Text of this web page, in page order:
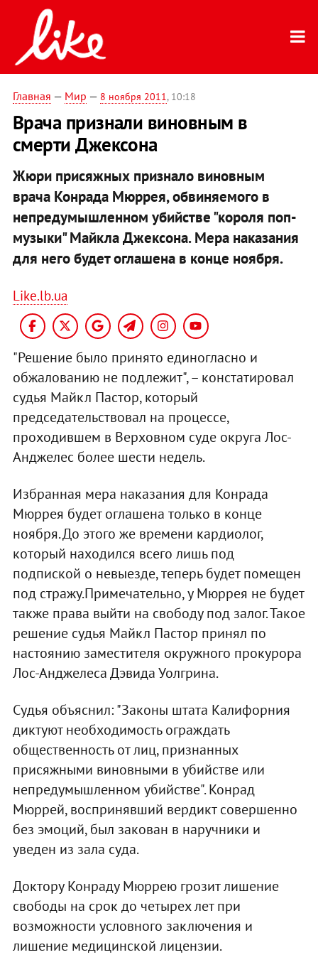
Главная — Мир — 8 ноября 2011, 10:18
Врача признали виновным в
смерти Джексона
Жюри присяжных признало виновным
врача Конрада Мюррея, обвиняемого в
непредумышленном убийстве "короля поп-
музыки" Майкла Джексона. Мера наказания
для него будет оглашена в конце ноября.
Like.lb.ua
"Решение было принято единогласно и
обжалованию не подлежит", – констатировал
судья Майкл Пастор, который
председательствовал на процессе,
проходившем в Верховном суде округа Лос-
Анджелес более шести недель.
Избранная мера наказания для Конрада
Мюррея будет оглашена только в конце
ноября. До этого же времени кардиолог,
который находился всего лишь под
подпиской о невыезде, теперь будет помещен
под стражу.Примечательно, у Мюррея не будет
также права выйти на свободу под залог. Такое
решение судья Майкл Пастор принял по
настоянию заместителя окружного прокурора
Лос-Анджелеса Дэвида Уолгрина.
Судья объяснил: "Законы штата Калифорния
диктуют необходимость ограждать
общественность от лиц, признанных
присяжными виновными в убийстве или
непредумышленном убийстве". Конрад
Мюррей, воспринявший вердикт совершенно
без эмоций, был закован в наручники и
уведен из зала суда.
Доктору Конраду Мюррею грозит лишение
свободы на срок до четырех лет при
возможности условного заключения и
лишение медицинской лицензии.